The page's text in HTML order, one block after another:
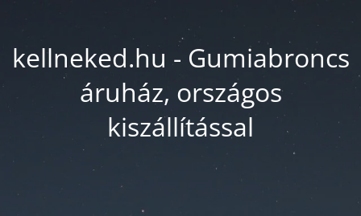
kellneked.hu - Gumiabroncs
áruház, országos
kiszállítással